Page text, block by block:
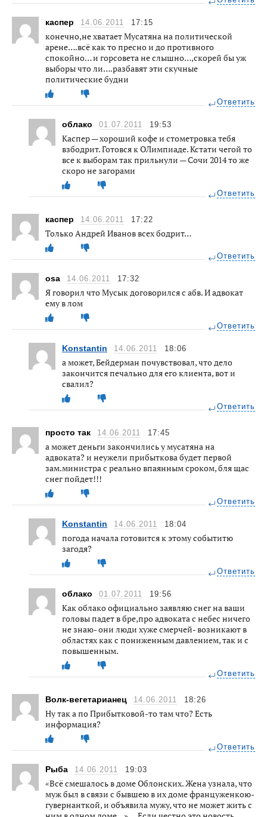
каспер 14.06.2011 17:15
конечно,не хватает Мусатяна на политической
арене….всё как то пресно и до противного
спокойно… и горсовета не слышно…,скорей бы уж
выборы что ли….разбавят эти скучные
политические будни
Ответить
облако 01.07.2011 19:53
Каспер — хороший кофе и стометровка тебя
взбодрит. Готовся к ОЛимпиаде. Кстати чегой то
все к выборам так прильнули — Сочи 2014 то же
скоро не загорами
Ответить
каспер 14.06.2011 17:22
Только Андрей Иванов всех бодрит…
Ответить
оsa 14.06.2011 17:32
Я говорил что Мусык договорился с абв. И адвокат
ему в лом
Ответить
Konstantin 14.06.2011 18:06
а может, Бейдерман почувствовал, что дело
закончится печально для его клиента, вот и
свалил?
Ответить
просто так 14.06.2011 17:45
а может деньги закончились у мусатяна на
адвоката? и неужели прибыткова будет первой
зам.министра с реально впаянным сроком, бля щас
снег пойдет!!!
Ответить
Konstantin 14.06.2011 18:04
погода начала готовится к этому событитю
загодя?
Ответить
облако 01.07.2011 19:56
Как облако официально заявляю снег на ваши
головы падет в бре,про адвоката с небес ничего
не знаю- они люди хуже смерчей- возникают в
областях как с пониженным давлением, так и с
повышенным.
Ответить
Волк-вегетарианец 14.06.2011 18:26
Ну так а по Прибытковой-то там что? Есть
информация?
Ответить
Рыба 14.06.2011 19:03
«Всё смешалось в доме Облонских. Жена узнала, что
муж был в связи с бывшею в их доме француженкою-
гувернанткой, и объявила мужу, что не может жить с